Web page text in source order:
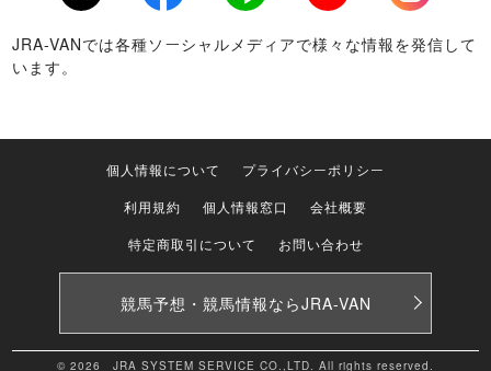
Twitter Facebook LINE Youtube
Instagram
JRA-VANでは各種ソーシャルメディアで様々な情報を発信して
います。
個人情報について
プライバシーポリシー
利用規約
個人情報窓口
会社概要
特定商取引について
お問い合わせ
競馬予想・競馬情報ならJRA-VAN
© 2026 JRA SYSTEM SERVICE CO.,LTD. All rights reserved.